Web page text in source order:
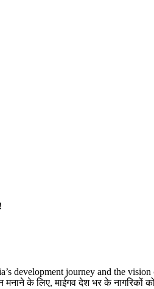
development journey and the
के लिए, माईगव देश भर के नागरिकों